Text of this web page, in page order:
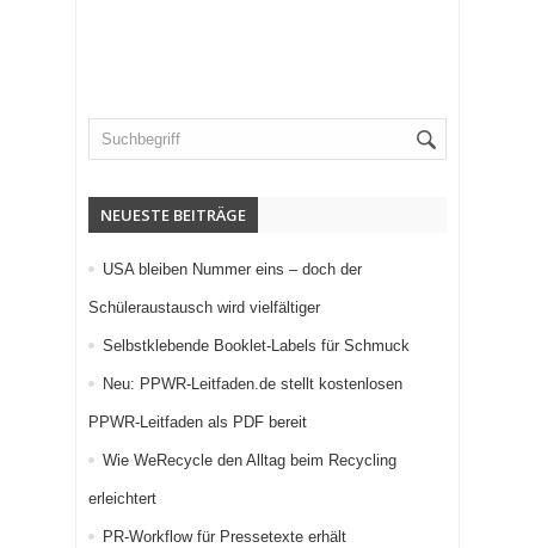
NEUESTE BEITRÄGE
USA bleiben Nummer eins – doch der
Schüleraustausch wird vielfältiger
Selbstklebende Booklet-Labels für Schmuck
Neu: PPWR-Leitfaden.de stellt kostenlosen
PPWR-Leitfaden als PDF bereit
Wie WeRecycle den Alltag beim Recycling
erleichtert
PR-Workflow für Pressetexte erhält